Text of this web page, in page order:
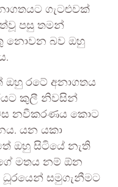
ගැටළුවක්
පසු තමන්
නොවන බව ඔහු
රටේ අනාගතය
කුලී නිවසින්
නවීකරණය කොට
යන යකා
ඔහු සිටියේ නැති
මතය නම් ඕන
සමුගැනීමට